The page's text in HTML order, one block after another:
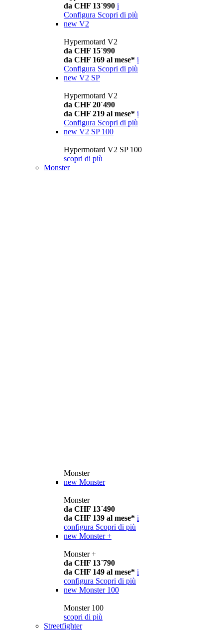
da CHF 13´990 i
Configura Scopri di più
new V2
Hypermotard V2
da CHF 15´990
da CHF 169 al mese* i
Configura Scopri di più
new V2 SP
Hypermotard V2
da CHF 20´490
da CHF 219 al mese* i
Configura Scopri di più
new V2 SP 100
Hypermotard V2 SP 100
scopri di più
Monster
Monster
new Monster
Monster
da CHF 13´490
da CHF 139 al mese* i
configura Scopri di più
new Monster +
Monster +
da CHF 13´790
da CHF 149 al mese* i
configura Scopri di più
new Monster 100
Monster 100
scopri di più
Streetfighter